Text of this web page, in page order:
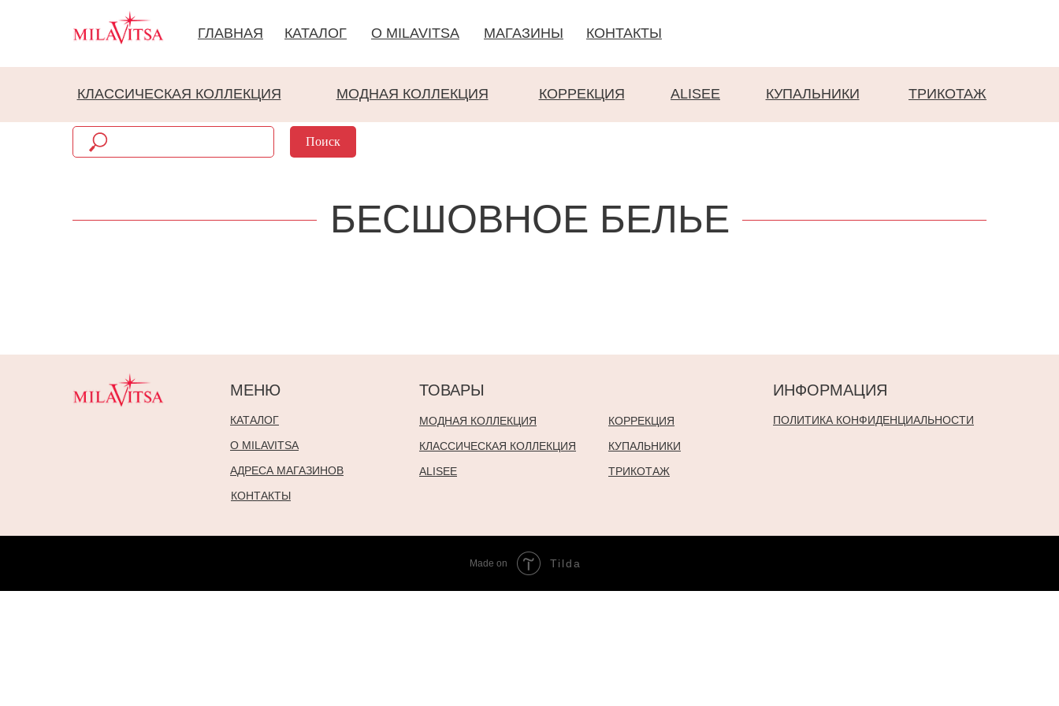
КЛАССИЧЕСКАЯ КОЛЛЕКЦИЯ МОДНАЯ КОЛЛЕКЦИЯ КОРРЕКЦИЯ ALISEE КУПАЛЬНИКИ ТРИКОТАЖ
КАТАЛОГ О MILAVITSA МАГАЗИНЫ КОНТАКТЫ
ГЛАВНАЯ
Поиск
БЕСШОВНОЕ БЕЛЬЕ
КАТАЛОГ
О MILAVITSA
АДРЕСА МАГАЗИНОВ
КОНТАКТЫ
МЕНЮ
МОДНАЯ КОЛЛЕКЦИЯ
КЛАССИЧЕСКАЯ КОЛЛЕКЦИЯ
ALISEE
ТОВАРЫ
КОРРЕКЦИЯ
КУПАЛЬНИКИ
ТРИКОТАЖ
ПОЛИТИКА КОНФИДЕНЦИАЛЬНОСТИ
ИНФОРМАЦИЯ
Made on Tilda